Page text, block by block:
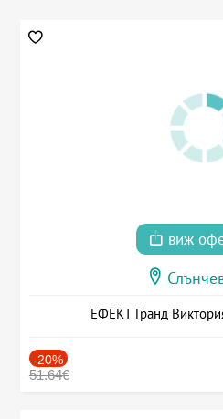
виж
ЕФЕКТ Гранд
-20%
51.64€